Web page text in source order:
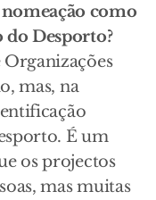
como
do Desporto?
Organizações
mas, na
É um
os projectos
mas muitas